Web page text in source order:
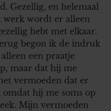
Gezellig, en helemaal
wordt er alleen
hebt met elkaar.
begon ik de indruk
een praatje
maar dat hij me
vermoeden dat er
hij me soms op
Mijn vermoeden